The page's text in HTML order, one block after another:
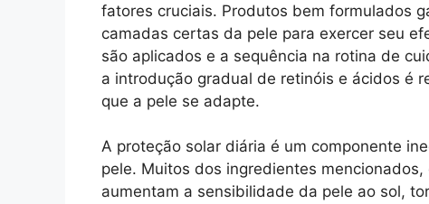
fatores cruciais. Produtos bem formulados
camadas certas da pele para exercer seu
são aplicados e a sequência na rotina de
a introdução gradual de retinóis e ácidos é
que a pele se adapte.
A proteção solar diária é um componente
pele. Muitos dos ingredientes
aumentam a sensibilidade da pele ao sol,